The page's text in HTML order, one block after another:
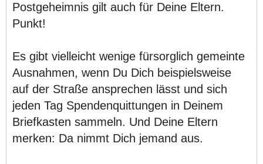
Postgeheimnis gilt auch für Deine Eltern.
Punkt!
Es gibt vielleicht wenige fürsorglich gemeinte
Ausnahmen, wenn Du Dich beispielsweise
auf der Straße ansprechen lässt und sich
jeden Tag Spendenquittungen in Deinem
Briefkasten sammeln. Und Deine Eltern
merken: Da nimmt Dich jemand aus.